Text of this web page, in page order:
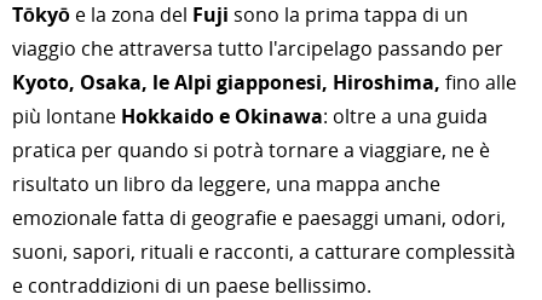
Tōkyō e la zona del Fuji sono la prima tappa di un
viaggio che attraversa tutto l'arcipelago passando per
Kyoto, Osaka, le Alpi giapponesi, Hiroshima, fino alle
più lontane Hokkaido e Okinawa: oltre a una guida
pratica per quando si potrà tornare a viaggiare, ne è
risultato un libro da leggere, una mappa anche
emozionale fatta di geografie e paesaggi umani, odori,
suoni, sapori, rituali e racconti, a catturare complessità
e contraddizioni di un paese bellissimo.